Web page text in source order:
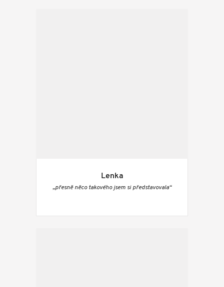
Lenka
„přesně něco takového jsem si představovala“